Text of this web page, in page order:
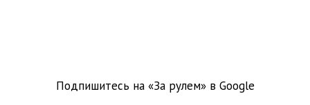
Подпишитесь на «За рулем» в Google